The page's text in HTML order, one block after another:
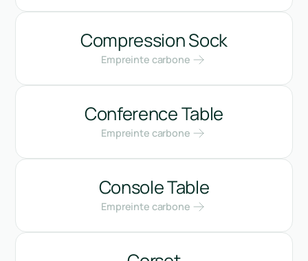
Compression Sock
Empreinte carbone
Conference Table
Empreinte carbone
Console Table
Empreinte carbone